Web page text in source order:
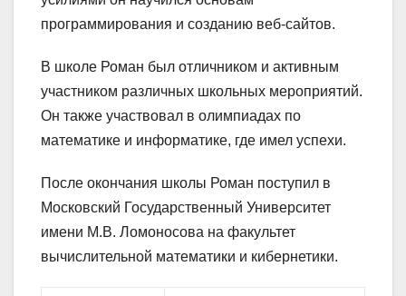
программирования и созданию веб-сайтов.
В школе Роман был отличником и активным
участником различных школьных мероприятий.
Он также участвовал в олимпиадах по
математике и информатике, где имел успехи.
После окончания школы Роман поступил в
Московский Государственный Университет
имени М.В. Ломоносова на факультет
вычислительной математики и кибернетики.